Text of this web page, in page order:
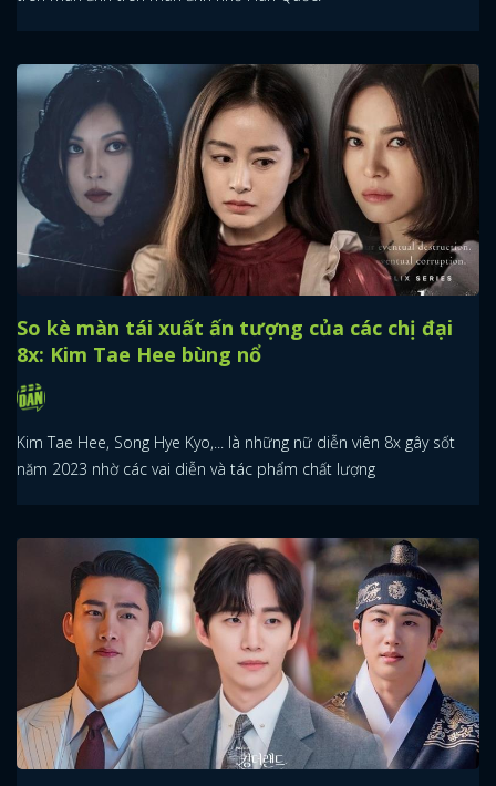
So kè màn tái xuất ấn tượng của các chị đại
8x: Kim Tae Hee bùng nổ
Kim Tae Hee, Song Hye Kyo,... là những nữ diễn viên 8x gây sốt
năm 2023 nhờ các vai diễn và tác phẩm chất lượng